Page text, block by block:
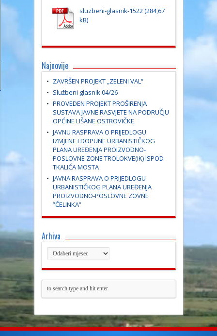
sluzbeni-glasnik-1522
Najnovije
ZAVRŠEN PROJEKT „ZELENI VAL“
Službeni glasnik 04/26
PROVEDEN PROJEKT PROŠIRENJA
SUSTAVA JAVNE RASVJETE NA PODRUČJU
OPĆINE LIŠANE OSTROVIČKE
JAVNU RASPRAVA O PRIJEDLOGU
IZMJENE I DOPUNE URBANISTIČKOG
PLANA UREĐENJA PROIZVODNO-
POSLOVNE ZONE TROLOKVE(IK) ISPOD
TKALIĆA MOSTA
JAVNA RASPRAVA O PRIJEDLOGU
URBANISTIČKOG PLANA UREĐENJA
PROIZVODNO-POSLOVNE ZOVNE
”ČELINKA”
Arhiva